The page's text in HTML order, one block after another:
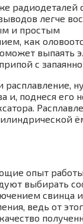
радиодеталей
легче
и простым
как
выпаять
с
расплавление,
и, поднеся его
опыт
выбирать
свинца и
ведь от